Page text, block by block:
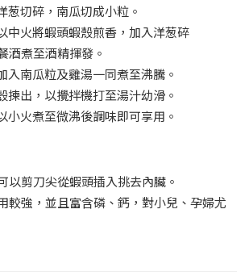
葱切碎，南瓜切成小粒。
中火將蝦頭蝦殼煎香，加入洋葱碎
酒煮至酒精揮發。
入南瓜粒及雞湯一同煮至沸騰。
揀出，以攪拌機打至湯汁幼滑。
小火煮至微沸後調味即可享用。
以剪刀尖從蝦頭插入挑去內臟。
較強，並且富含磷、鈣，對小兒、孕婦尤